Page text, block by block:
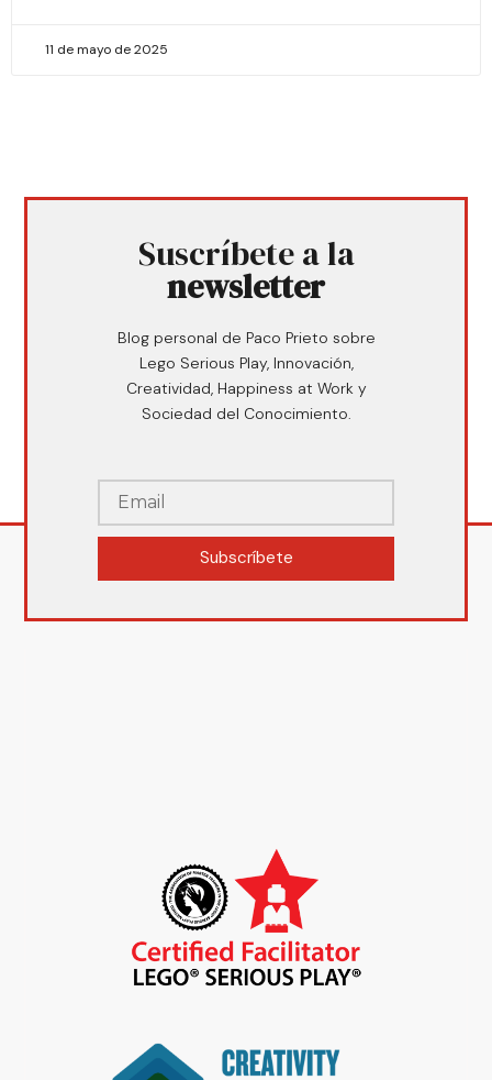
11 de mayo de 2025
Suscríbete a la
newsletter
Blog personal de Paco Prieto sobre
Lego Serious Play, Innovación,
Creatividad, Happiness at Work y
Sociedad del Conocimiento.
Subscríbete